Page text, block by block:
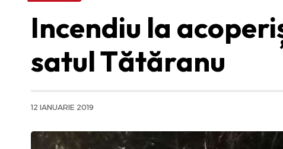
Incendiu la
satul Tătăranu
12 IANUARIE 2019